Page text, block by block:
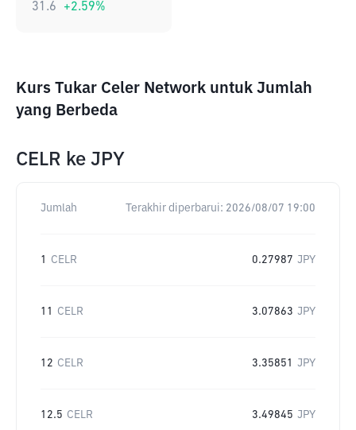
31.6 +2.59%
Kurs Tukar Celer Network untuk Jumlah
yang Berbeda
CELR ke JPY
Jumlah Terakhir diperbarui: 2026/08/07 19:00
1 CELR 0.27987 JPY
11 CELR 3.07863 JPY
12 CELR 3.35851 JPY
12.5 CELR 3.49845 JPY